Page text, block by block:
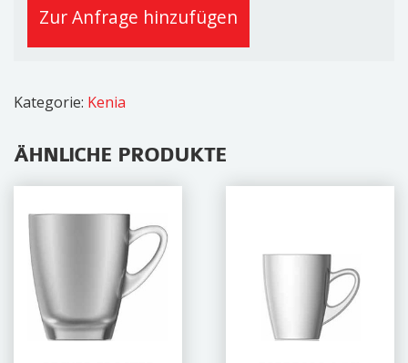
32cl
Menge
Zur Anfrage hinzufügen
Kategorie: Kenia
ÄHNLICHE PRODUKTE